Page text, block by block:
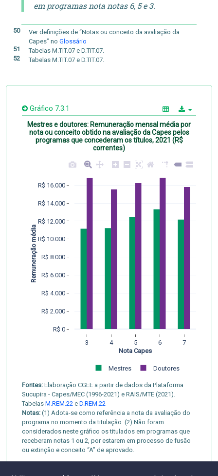
em programas nota notas 6, 5 e 3.
50
Ver definições de “Notas ou conceito da avaliação da
Capes” no Glossário
51
Tabelas M.TIT.07 e D.TIT.07.
52
Tabelas M.TIT.07 e D.TIT.07.
Gráfico 7.3.1
Mestres e doutores: Remuneração mensal média por
nota ou conceito obtido na avaliação da Capes pelos
programas que concederam os títulos, 2021 (R$
correntes)
3 4 5 6 7
R$ 0
R$ 2.000
R$ 4.000
R$ 6.000
R$ 8.000
R$ 10.000
R$ 12.000
R$ 14.000
R$ 16.000
Mestres Doutores
Nota Capes
Remuneração média
Fontes: Elaboração CGEE a partir de dados da Plataforma
Sucupira - Capes/MEC (1996-2021) e RAIS/MTE (2021).
Tabelas M.REM.22 e D.REM.22
Notas: (1) Adota-se como referência a nota da avaliação do
programa no momento da titulação. (2) Não foram
considerados neste gráfico os titulados em programas que
receberam notas 1 ou 2, por estarem em processo de fusão
ou extinção e conceito “A” de aprovado.